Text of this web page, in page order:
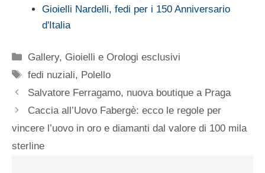
Gioielli Nardelli, fedi per i 150 Anniversario
d'Italia
Categorie
Gallery, Gioielli e Orologi esclusivi
Tag
fedi nuziali, Polello
Salvatore Ferragamo, nuova boutique a Praga
Caccia all’Uovo Fabergè: ecco le regole per
vincere l’uovo in oro e diamanti dal valore di 100 mila
sterline